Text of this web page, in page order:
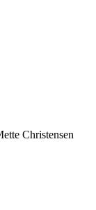
Christensen